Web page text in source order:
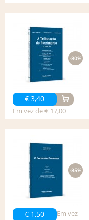
€ 3,40
Em vez de € 17,00
-80%
€ 1,50
Em vez
-85%